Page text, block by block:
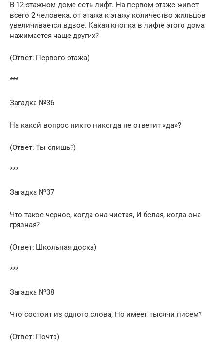
В 12-этажном доме есть лифт. На первом этаже живет
всего 2 человека, от этажа к этажу количество жильцов
увеличивается вдвое. Какая кнопка в лифте этого дома
нажимается чаще других?
(Ответ: Первого этажа)
***
Загадка №36
На какой вопрос никто никогда не ответит «да»?
(Ответ: Ты спишь?)
***
Загадка №37
Что такое черное, когда она чистая, И белая, когда она
грязная?
(Ответ: Школьная доска)
***
Загадка №38
Что состоит из одного слова, Но имеет тысячи писем?
(Ответ: Почта)